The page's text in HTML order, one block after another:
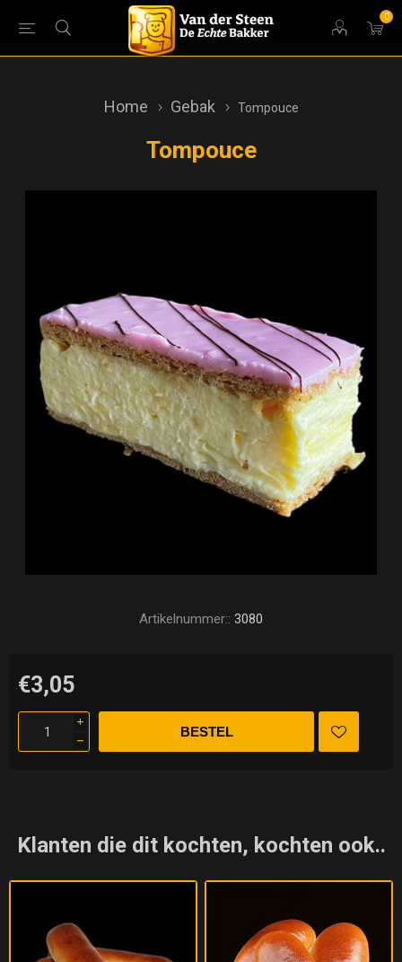
0
Home Gebak Tompouce
Tompouce
Artikelnummer:: 3080
€3,05
i
h
Klanten die dit kochten, kochten ook..